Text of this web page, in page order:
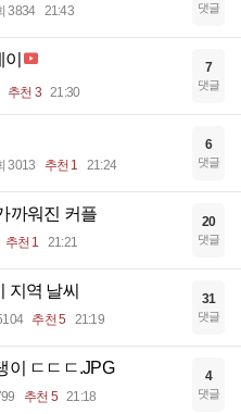
3834 21:43 댓글
추천 3 21:30
7
댓글
3013 추천 1 21:24
6
댓글
까워진 커플
추천 1 21:21
20
댓글
지역 날씨
추천 5 21:19
31
댓글
이 ㄷㄷㄷ.JPG
추천 5 21:18
4
댓글